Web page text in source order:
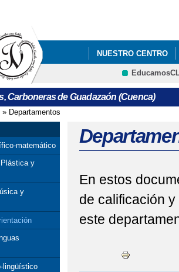
NUESTRO CENTRO
MATERIALES
PLAN DE IGUALDAD
Carboneras de Guadazaón (Cuenca)
usted aquí
» Departamentos
matemático
y
y
lingüístico
En estos
de calificación
este